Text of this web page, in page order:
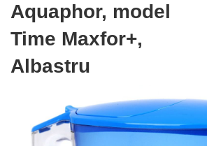
Aquaphor, model
Time Maxfor+,
Albastru